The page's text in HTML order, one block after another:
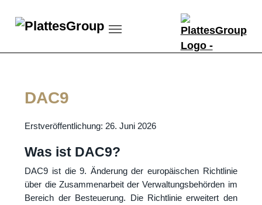
DAC9
Erstveröffentlichung: 26. Juni 2026
Was ist DAC9?
DAC9 ist die 9. Änderung der europäischen Richtlinie
über die Zusammenarbeit der Verwaltungsbehörden im
Bereich der Besteuerung. Die Richtlinie erweitert den